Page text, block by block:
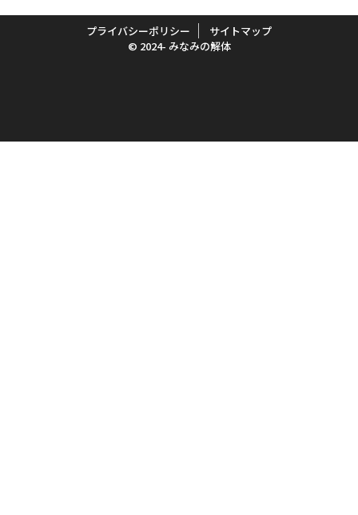
プライバシーポリシー
サイトマップ
© 2024- みなみの解体